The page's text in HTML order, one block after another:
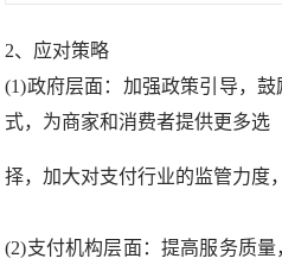
2、应对策略
(1)政府层面：加强政策引导，
式，为商家和消费者提供更多选
择，加大对支付行业的监管力度
(2)支付机构层面：提高服务质